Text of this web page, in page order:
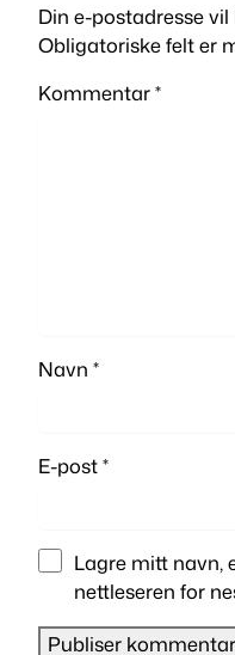
Din e-postadresse
Obligatoriske felt er
Kommentar*
Navn *
E-post*
Lagre mitt navn,
nettleseren for